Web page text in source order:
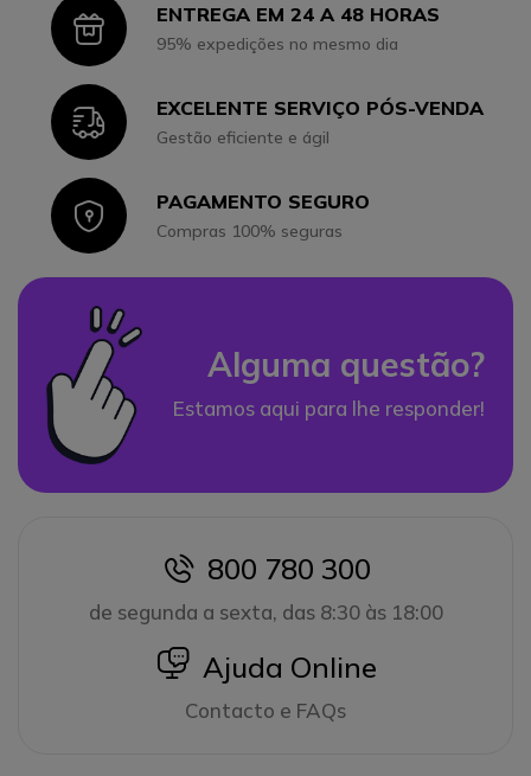
IconENTREGA EM 24 A 48 HORAS
95% expedições no mesmo dia
IconEXCELENTE SERVIÇO PÓS-VENDA
Gestão eficiente e ágil
IconPAGAMENTO SEGURO
Compras 100% seguras
Alguma questão?
Estamos aqui para lhe responder!
icon
800 780 300
de segunda a sexta, das 8:30 às 18:00
icon
Ajuda Online
Contacto e FAQs